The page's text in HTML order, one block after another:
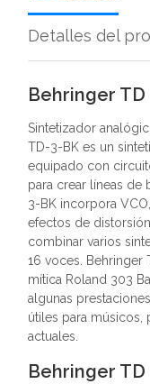
Detalles del
Behringer TD
Sintetizador
TD-3-BK es un
equipado con
para crear líneas de
3-BK incorpora
efectos de
combinar varios
16 voces. Behringer
mítica Roland 303
algunas
útiles para
actuales.
Behringer TD